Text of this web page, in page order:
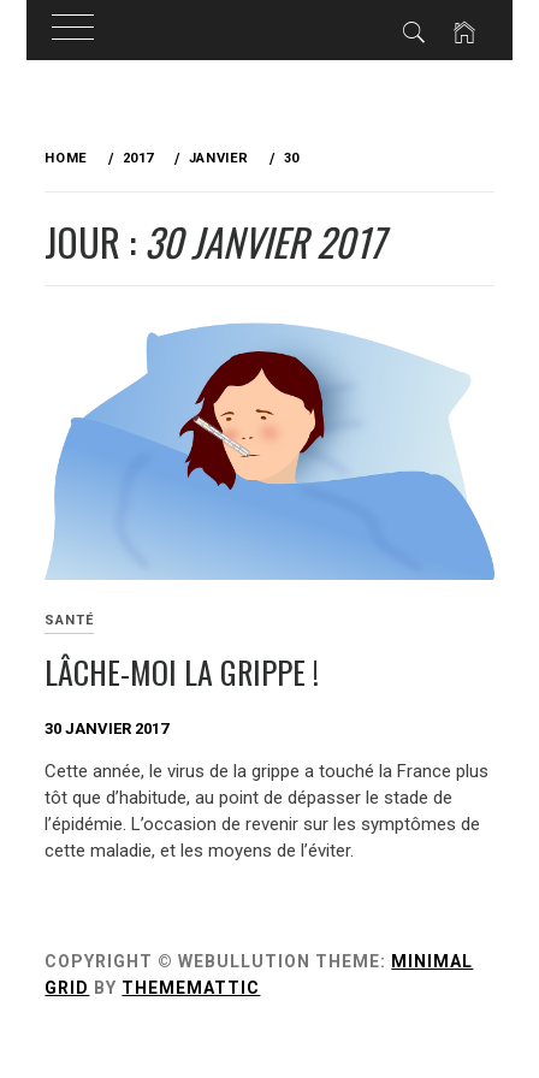
HOME 2017 JANVIER 30
JOUR :30 JANVIER 2017
SANTÉ
LÂCHE-MOI LA GRIPPE !
30 JANVIER 2017
Cette année, le virus de la grippe a touché la France plus
tôt que d’habitude, au point de dépasser le stade de
l’épidémie. L’occasion de revenir sur les symptômes de
cette maladie, et les moyens de l’éviter.
COPYRIGHT © WEBULLUTION THEME: MINIMAL
GRID BY THEMEMATTIC